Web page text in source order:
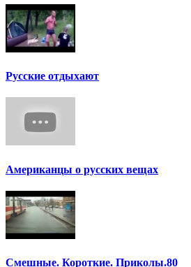
Русские отдыхают
Американцы о русских вещах
Смешные. Короткие. Приколы.80